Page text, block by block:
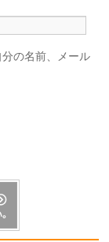
の名前、メール